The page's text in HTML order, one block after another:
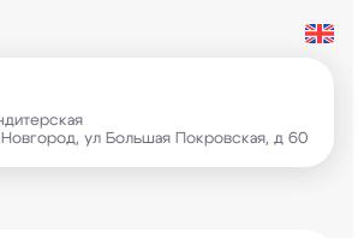
ул Большая Покровская, д 60